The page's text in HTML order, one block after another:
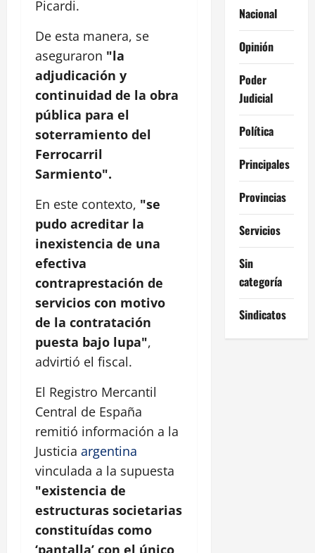
Picardi.
De esta manera, se
aseguraron "la
adjudicación y
continuidad de la obra
pública para el
soterramiento del
Ferrocarril
Sarmiento".
En este contexto, "se
pudo acreditar la
inexistencia de una
efectiva
contraprestación de
servicios con motivo
de la contratación
puesta bajo lupa",
advirtió el fiscal.
El Registro Mercantil
Central de España
remitió información a la
Justicia argentina
vinculada a la supuesta
"existencia de
estructuras societarias
constituídas como
Nacional
Opinión
Poder
Judicial
Política
Principales
Provincias
Servicios
Sin
categoría
Sindicatos